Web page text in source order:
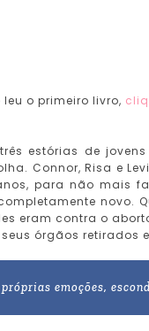
o primeiro livro,
estórias de
Connor, Risa e
para não mais
novo.
eram contra o
órgãos retirados
emoções,